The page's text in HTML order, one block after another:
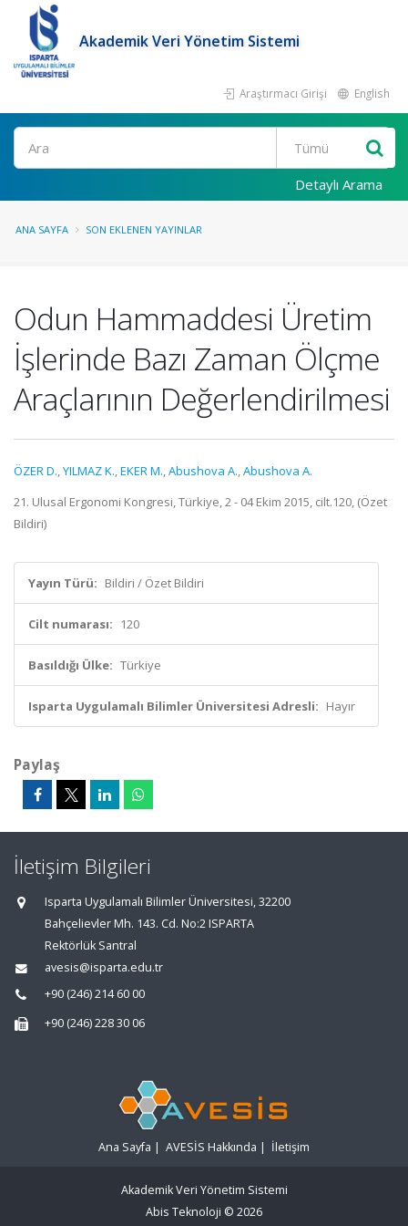
Akademik Veri Yönetim Sistemi
Araştırmacı Girişi English
Ara
Detaylı Arama
ANA SAYFA SON EKLENEN YAYINLAR
Odun Hammaddesi Üretim
İşlerinde Bazı Zaman Ölçme
Araçlarının Değerlendirilmesi
ÖZER D.,YILMAZ K.,EKER M.,Abushova A.,Abushova A.
21. Ulusal Ergonomi Kongresi, Türkiye, 2 - 04 Ekim 2015, cilt.120, (Özet
Bildiri)
Yayın Türü: Bildiri / Özet Bildiri
Cilt numarası: 120
Basıldığı Ülke: Türkiye
Isparta Uygulamalı Bilimler Üniversitesi Adresli: Hayır
Paylaş
İletişim Bilgileri
Isparta Uygulamalı Bilimler Üniversitesi, 32200
Bahçelievler Mh. 143. Cd. No:2 ISPARTA
Rektörlük Santral
avesis@isparta.edu.tr
+90 (246) 214 60 00
+90 (246) 228 30 06
Ana Sayfa | AVESİS Hakkında | İletişim
Akademik Veri Yönetim Sistemi
Abis Teknoloji © 2026